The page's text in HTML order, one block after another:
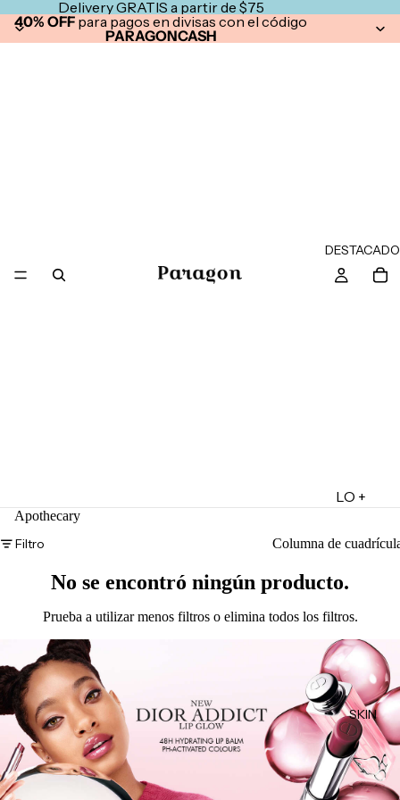
Delivery GRATIS a partir de $75
40% OFF para pagos en divisas con el código
PARAGONCASH
DESTACADO
LO +
CADO
Nuevo
Ofertas
Sets de
Regalo
Marketpl
ace
Minis
Marcas
SKIN
Apothecary
Filtro Columna de
No se encontró ningún producto.
Prueba a utilizar menos filtros o elimina todos los filtros.